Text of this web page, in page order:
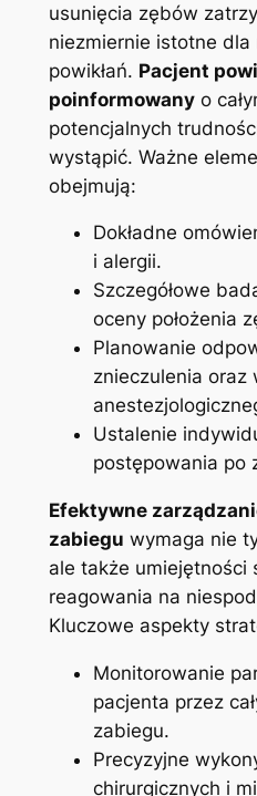
usunięcia ‍zębów
niezmiernie​ istotne dla
powikłań. Pacjent
poinformowanyo
potencjalnych
wystąpić. Ważne
obejmują:
Dokładne
i alergii.
Szczegółowe
oceny położenia
Planowanie
znieczulenia⁢ oraz
Ustalenie
⁣postępowania po
Efektywne
zabiegu wymaga nie
ale także⁢ umiejętności
reagowania na‌
Kluczowe‍ aspekty
Monitorowanie
pacjenta przez
zabiegu.
Precyzyjne‌
chirurgicznych‍ i